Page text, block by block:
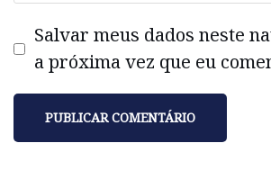
Salvar meus dados neste
a próxima vez que eu